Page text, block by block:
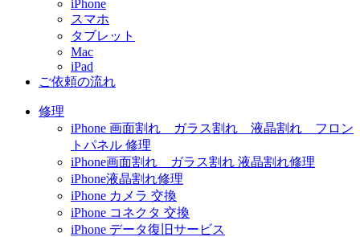
iPhone
スマホ
タブレット
Mac
iPad
ご依頼の流れ
修理
iPhone 画面割れ ガラス割れ 液晶割れ フロン
トパネル 修理
iPhone画面割れ ガラス割れ 液晶割れ修理
iPhone液晶割れ修理
iPhone カメラ 交換
iPhone コネクタ 交換
iPhone データ復旧サービス